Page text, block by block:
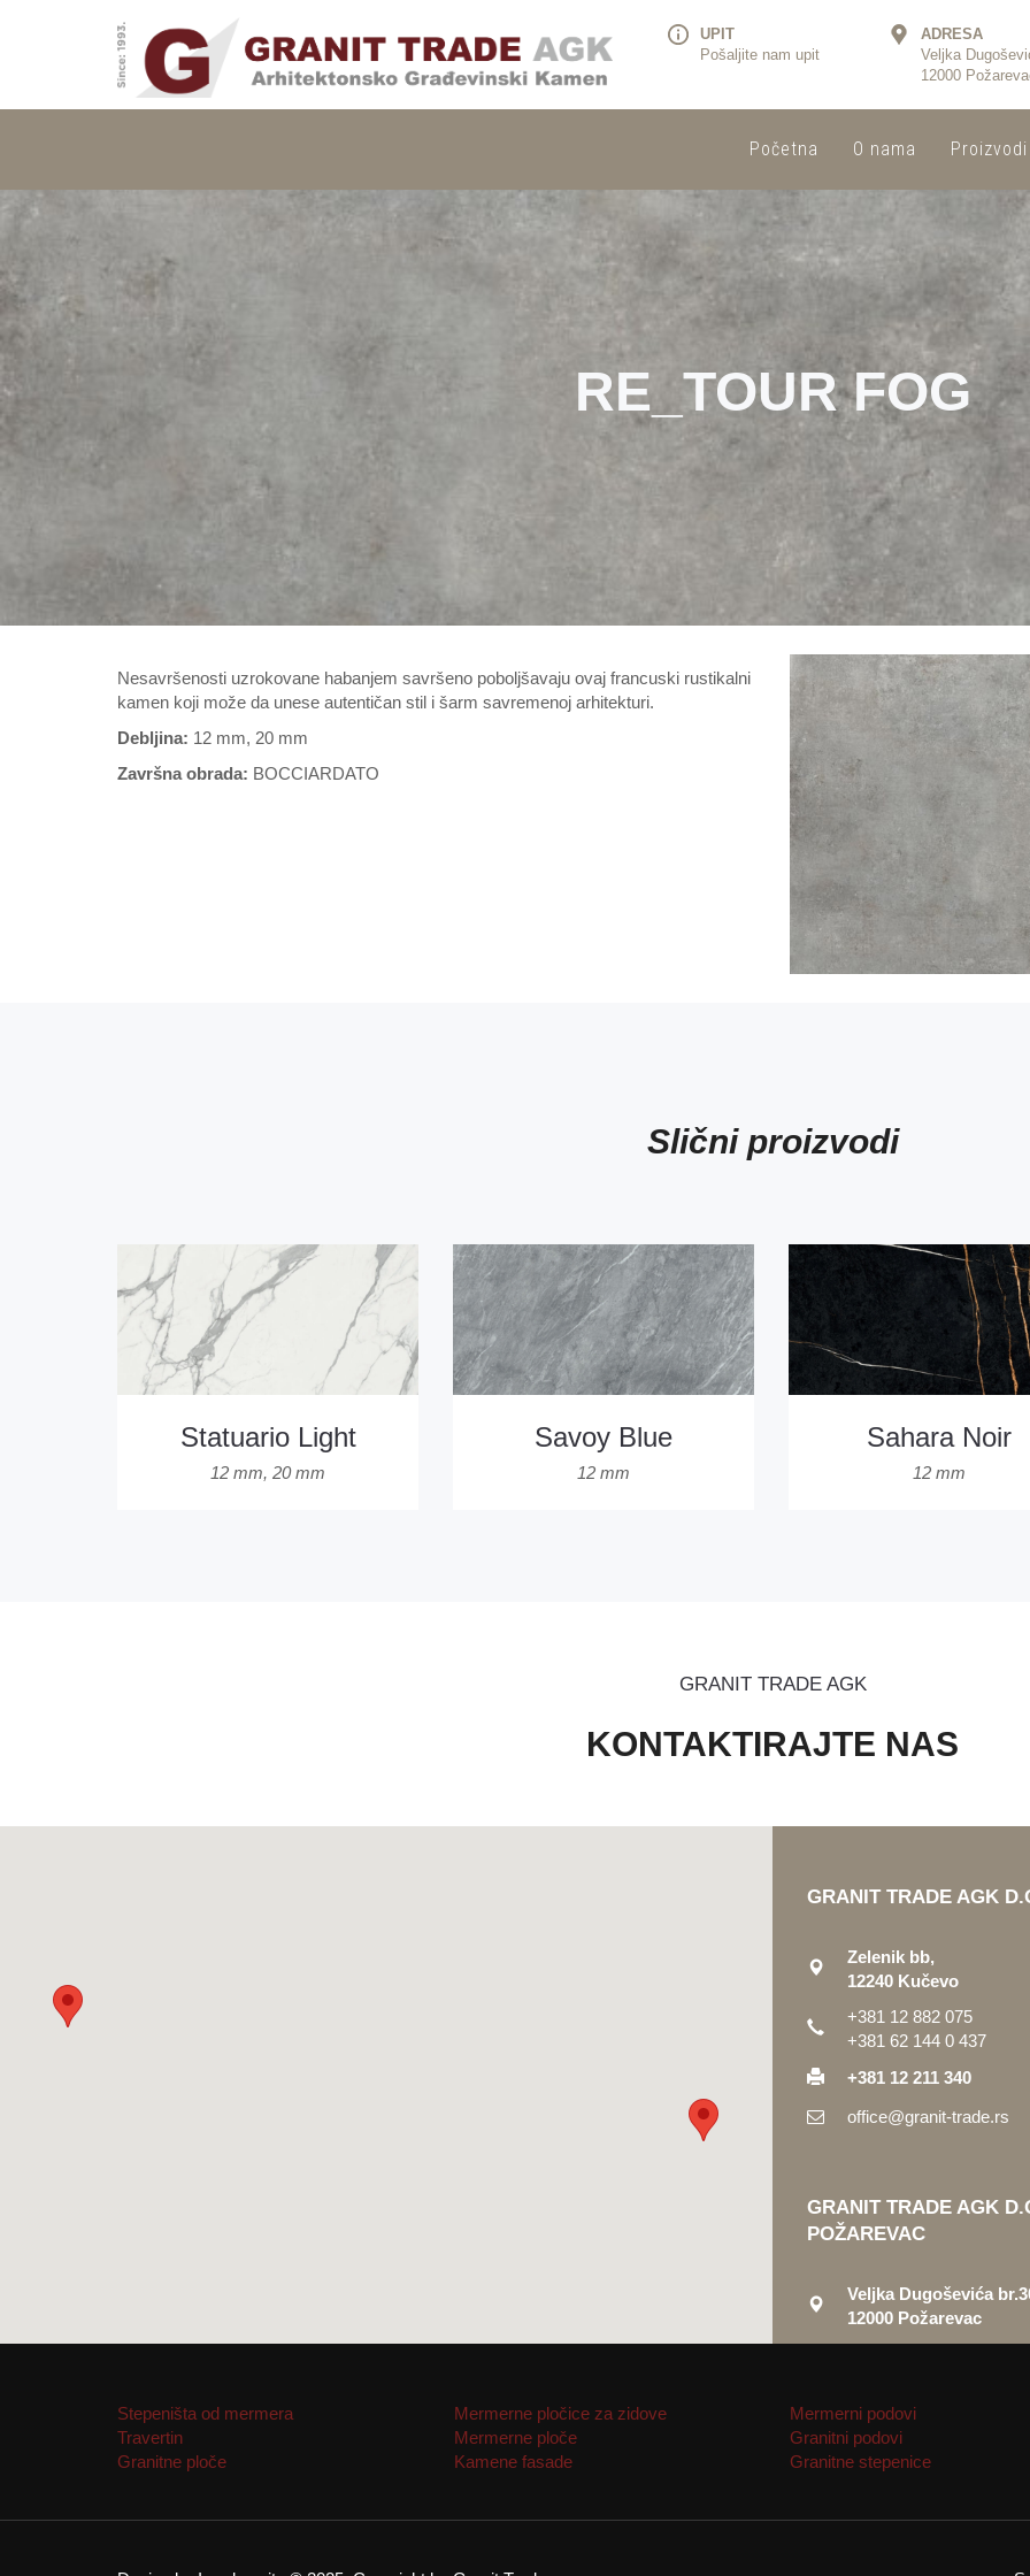
UPIT
Pošaljite nam upit
ADRESA
Veljka
12000
Početna O nama Proizvodi
RE_TOUR FOG
Nesavršenosti uzrokovane habanjem savršeno poboljšavaju ovaj francuski rustikalni
kamen koji može da unese autentičan stil i šarm savremenoj arhitekturi.
Debljina: 12 mm, 20 mm
Završna obrada: BOCCIARDATO
Slični proizvodi
Statuario Light
12 mm, 20 mm
Savoy Blue
12 mm
Sahara Noir
12 mm
GRANIT TRADE AGK
KONTAKTIRAJTE NAS
GRANIT TRADE AGK
Zelenik bb,
12240 Kučevo
+381 12 882 075
+381 62 144 0 437
+381 12 211 340
office@granit-trade.rs
GRANIT TRADE AGK
POŽAREVAC
Veljka Dugoševića
12000 Požarevac
Stepeništa od mermera
Travertin
Granitne ploče
Mermerne pločice za zidove
Mermerne ploče
Kamene fasade
Mermerni podovi
Granitni podovi
Granitne stepenice